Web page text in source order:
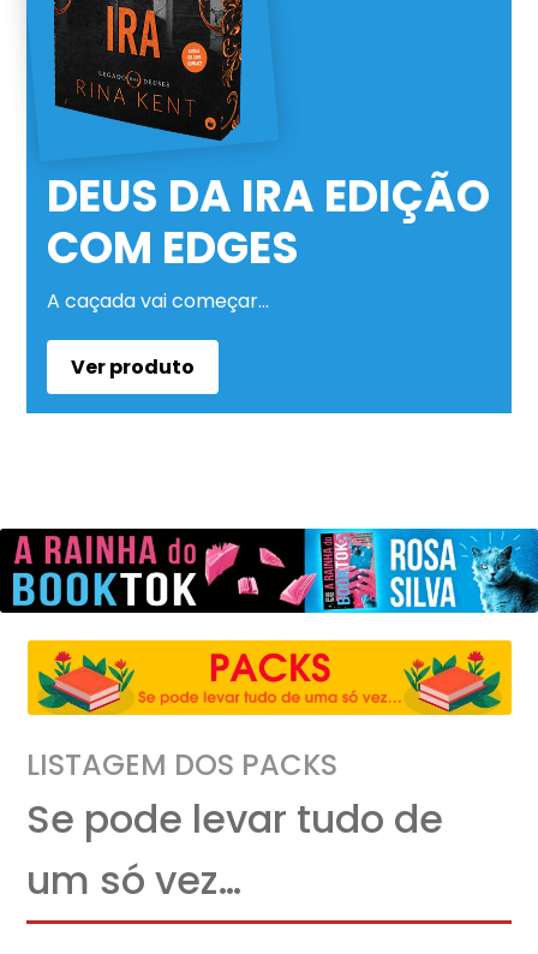
DEUS DA IRA EDIÇÃO
COM EDGES
A caçada vai começar…
Ver produto
LISTAGEM DOS PACKS
Se pode levar tudo de
um só vez…